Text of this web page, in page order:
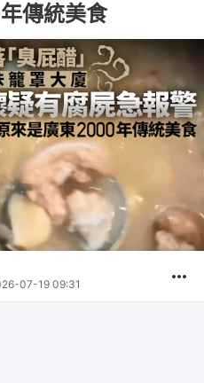
傳統美食
07-19 09:31